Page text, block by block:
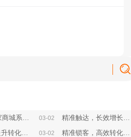
无效运营成本 03-02 精准触达，长效增长——成都小程序商城系统精准营销方法解析
活动策划实战方案 03-02 精准锁客，高效转化——成都小程序商城系统社群搭建全攻略